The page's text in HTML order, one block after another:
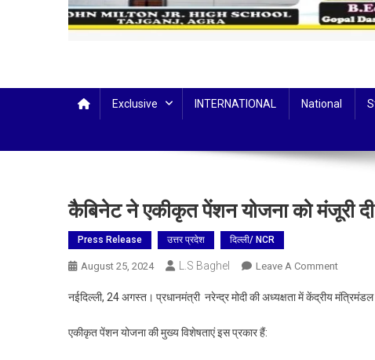
Exclusive INTERNATIONAL National
कैबिनेट ने एकीकृत पेंशन योजना को मंजूरी दी
Press Release उत्तर प्रदेश दिल्ली/ NCR
August 25, 2024 L.S Baghel Leave A CommentOn
ने
नईदिल्ली, 24 अगस्त। प्रधानमंत्री नरेन्द्र मोदी की अध्यक्षता में केंद्रीय
एकीकृत पेंशन योजना की मुख्य विशेषताएं इस प्रकार हैं: